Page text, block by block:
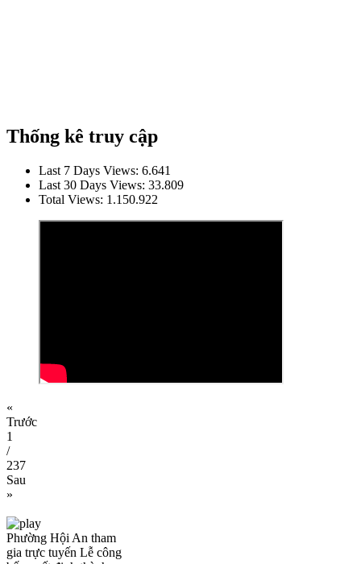
Thống kê truy cập
Last 7 Days Views: 6.641
Last 30 Days Views: 33.809
Total Views: 1.150.922
«
Trước
1
/
237
Sau
»
Phường Hội An tham
gia trực tuyến Lễ công